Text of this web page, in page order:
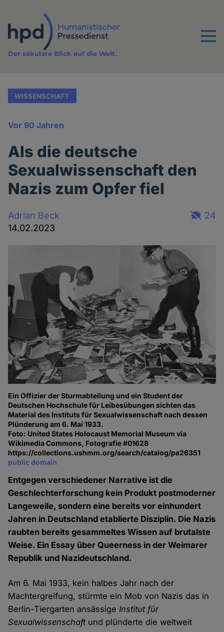
Inhalt
Menu
Der säkulare Blick auf die Welt.
WISSENSCHAFT
Vor 90 Jahren
Als die deutsche
Sexualwissenschaft den
Nazis zum Opfer fiel
Adrian Beck
14.02.2023
24
Ein Offizier der Sturmabteilung und ein Student der
Deutschen Hochschule für Leibesübungen sichten das
Material des Instituts für Sexualwissenschaft nach dessen
Plünderung am 6. Mai 1933.
Foto: United States Holocaust Memorial Museum via
Wikimedia Commons, Fotografie #01628
https://collections.ushmm.org/search/catalog/pa26351
public domain
Entgegen verschiedener Narrative ist die
Geschlechterforschung kein Produkt postmoderner
Langeweile, sondern eine bereits vor einhundert
Jahren in Deutschland etablierte Disziplin. Die Nazis
raubten bereits gesammeltes Wissen auf brutalste
Weise. Ein Essay über Queerness in der Weimarer
Republik und Nazideutschland.
Am 6. Mai 1933, kein halbes Jahr nach der
Machtergreifung, stürmte ein Mob von Nazis das in
Berlin-Tiergarten ansässigeInstitut für
Sexualwissenschaft und plünderte die weltweit